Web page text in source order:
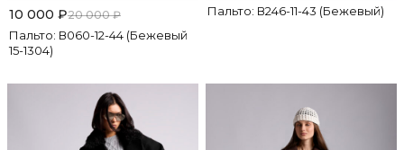
Пальто: В060-12-44 (Бежевый
15-1304)
10 000 ₽20 000₽ Пальто: В246-11-43 (Бежевый)